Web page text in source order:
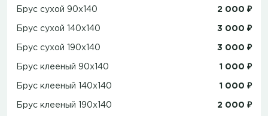
Брус сухой 90x140 2 000 ₽
Брус сухой 140x140 3 000 ₽
Брус сухой 190x140 3 000 ₽
Брус клееный 90x140 1 000 ₽
Брус клееный 140x140 1 000 ₽
Брус клееный 190x140 2 000 ₽